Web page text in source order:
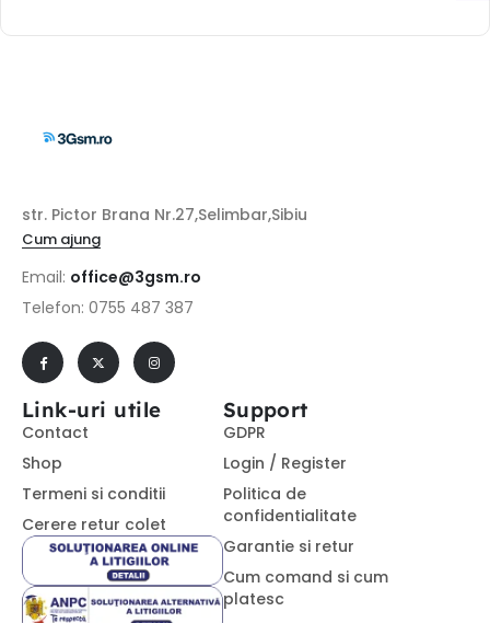
str. Pictor Brana Nr.27,Selimbar,Sibiu
Cum ajung
Email: office@3gsm.ro
Telefon: 0755 487 387
Link-uri utile
Contact
Shop
Termeni si conditii
Cerere retur colet
Support
GDPR
Login / Register
Politica de
confidentialitate
Garantie si retur
Cum comand si cum
platesc